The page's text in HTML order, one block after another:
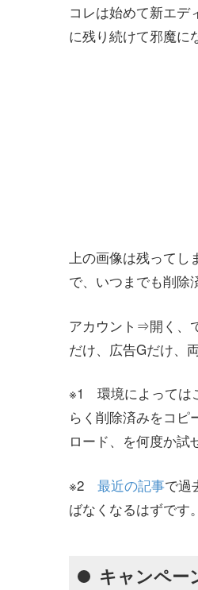
コレは始めて新エ
に残り続けて邪魔に
上の画像は残ってし
で、いつまでも削除
アカウント⇒開く、
だけ、広告Gだけ、
※1 環境によっては
らく削除済みをコ
ロード、を何度か試
※2 最近の記事で過
ばなくなるはずです。
キャンペー